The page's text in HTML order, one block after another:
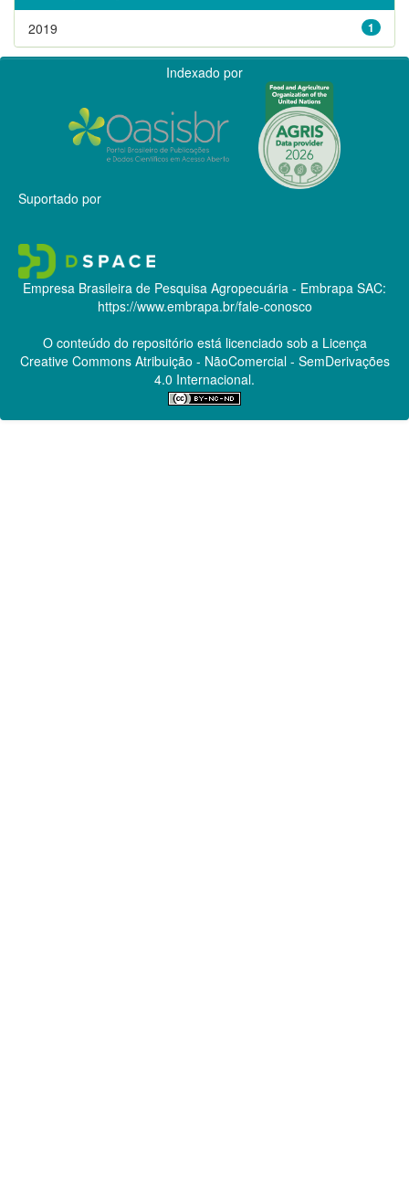
1
2019
Indexado por
Suportado por
Empresa Brasileira de Pesquisa Agropecuária - Embrapa SAC:
https://www.embrapa.br/fale-conosco
O conteúdo do repositório está licenciado sob a Licença
Creative CommonsAtribuição - NãoComercial - SemDerivações
4.0 Internacional.